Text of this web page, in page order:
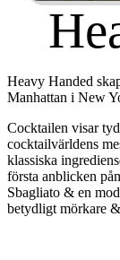
Heavy Handed
Manhattan i New
Cocktailen visar
cocktailvärldens
klassiska
första anblicken
Sbagliato & en
betydligt mörkare